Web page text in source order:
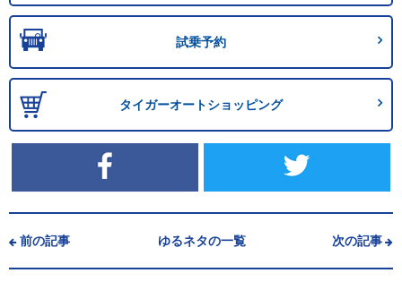
試乗予約
タイガーオートショッピング
前の記事 ゆるネタの一覧 次の記事